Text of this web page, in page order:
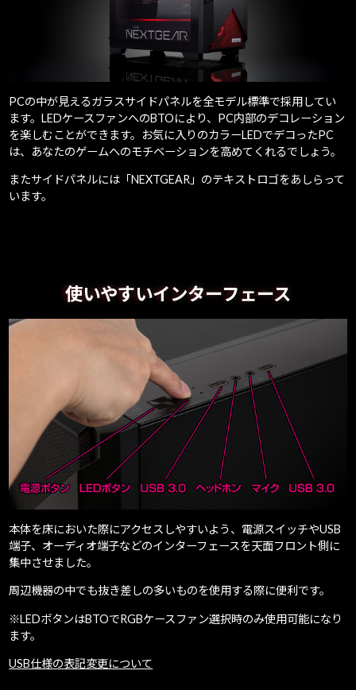
PCの中が見えるガラスサイドパネルを全モデル標準で採用してい
ます。LEDケースファンへのBTOにより、PC内部のデコレーション
を楽しむことができます。お気に入りのカラーLEDでデコったPC
は、あなたのゲームへのモチベーションを高めてくれるでしょう。
またサイドパネルには「NEXTGEAR」のテキストロゴをあしらって
います。
使いやすいインターフェース
本体を床においた際にアクセスしやすいよう、電源スイッチやUSB
端子、オーディオ端子などのインターフェースを天面フロント側に
集中させました。
周辺機器の中でも抜き差しの多いものを使用する際に便利です。
※LEDボタンはBTOでRGBケースファン選択時のみ使用可能になり
ます。
USB仕様の表記変更について